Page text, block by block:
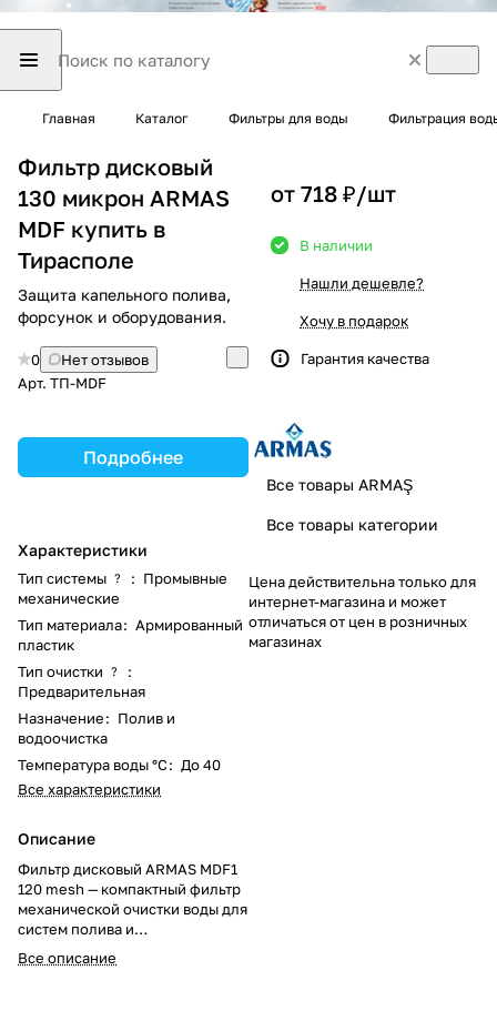
Главная Каталог Фильтры для воды Фильтрация
Фильтр дисковый
130 микрон ARMAS
MDF купить в
Тирасполе
Защита капельного полива,
форсунок и оборудования.
0
Нет отзывов
Арт. ТП-MDF
Подробнее
Характеристики
Тип системы ? : Промывные
механические
Тип материала: Армированный
пластик
Тип очистки
?
:
Предварительная
Назначение: Полив и
водоочистка
Температура воды °С: До 40
Все характеристики
Описание
Фильтр дисковый ARMAS MDF1
120 mesh — компактный фильтр
механической очистки воды для
систем полива и
водоснабжения. Эффективно
задерживает песок, ил и
Все описание
от 718 ₽/шт
В наличии
Нашли дешевле?
Хочу в подарок
Гарантия качества
Все товары ARMAŞ
Все товары категории
Цена действительна только для
интернет-магазина и может
отличаться от цен в розничных
магазинах